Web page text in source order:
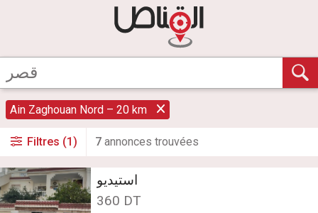
Ain Zaghouan Nord – 20 km
Filtres (1) 7 annonces trouvées
استيديو
360 DT